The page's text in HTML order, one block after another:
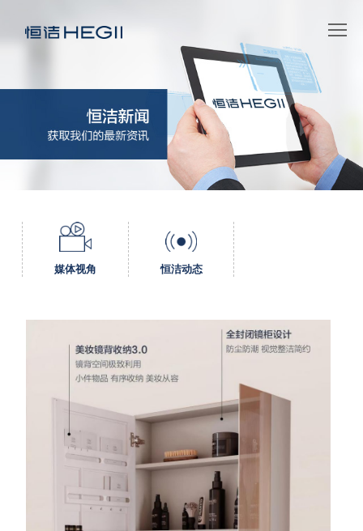
媒体视角 恒洁动态